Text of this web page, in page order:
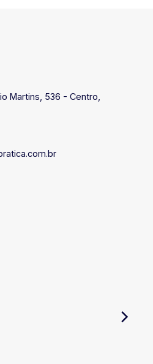
Martins, 536 - Centro,